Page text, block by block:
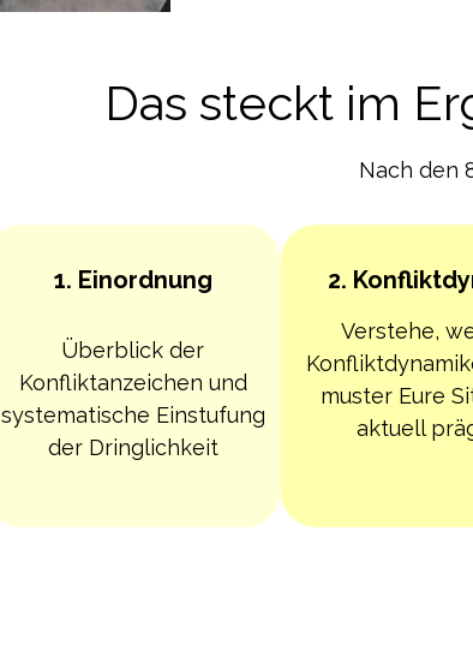
Das steckt im
Nach den
1. Einordnung
Überblick der
Konfliktanzeichen und
systematische Einstufung
der Dringlichkeit
2.
Verstehe,
muster Eure
aktuell